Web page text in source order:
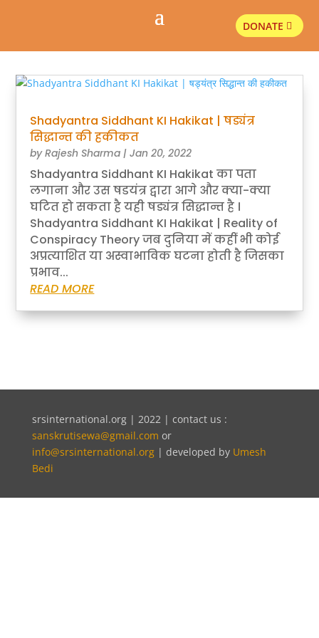
DONATE
Shadyantra Siddhant KI Hakikat | षड्यंत्र
सिद्धान्त की हकीकत
byRajesh Sharma |Jan 20, 2022
Shadyantra Siddhant KI Hakikat का पता
लगाना और उस षडयंत्र द्वारा आगे और क्या-क्या
घटित हो सकता है यही षड्यंत्र सिद्धान्त है ।
Shadyantra Siddhant KI Hakikat | Reality of
Conspiracy Theory जब दुनिया में कहीं भी कोई
अप्रत्याशित या अस्वाभाविक घटना होती है जिसका
प्रभाव...
READ MORE
srsinternational.org | 2022 | contact us :
sanskrutisewa@gmail.com or
info@srsinternational.org| developed by Umesh
Bedi